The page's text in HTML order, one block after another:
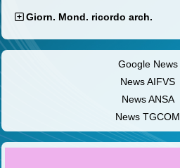
Giorn. Mond. ricordo arch.
Google News
News AIFVS
News ANSA
News TGCOM